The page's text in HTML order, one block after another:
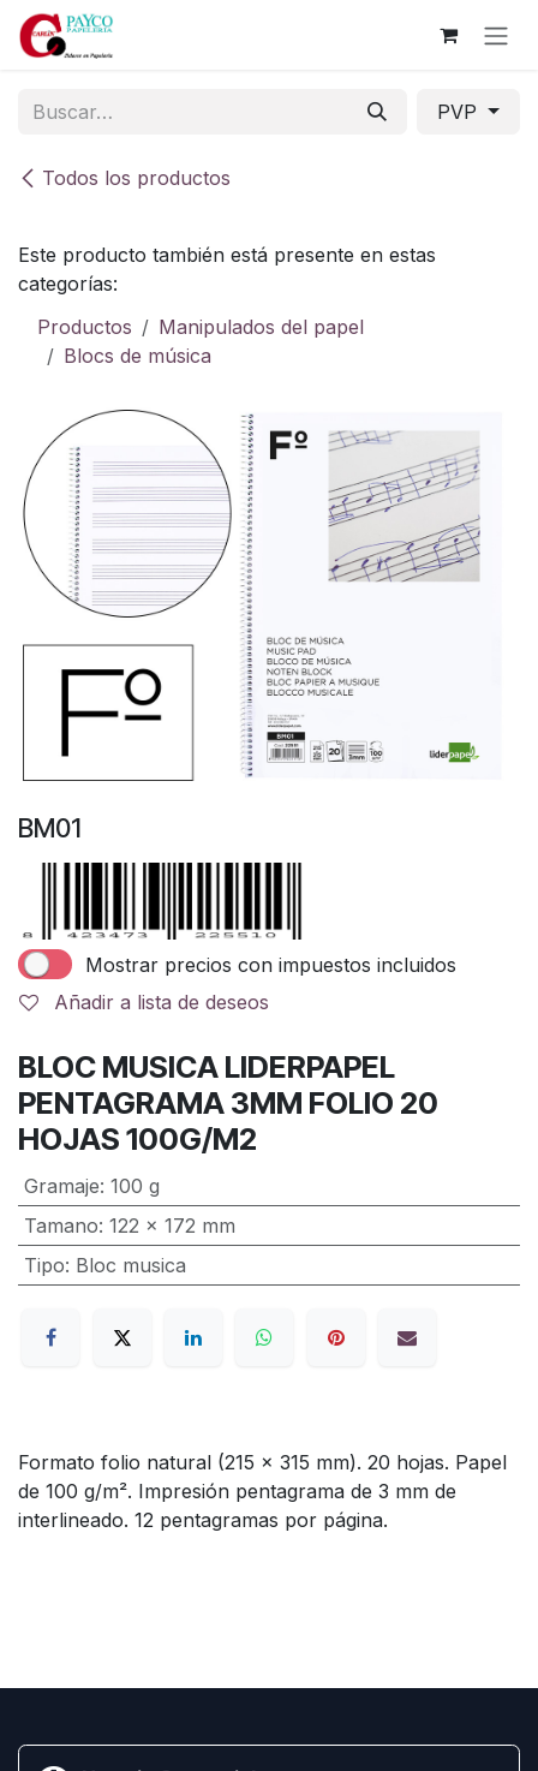
Ir al contenido
Todos los productos
PVP
Este producto también está presente en estas
categorías:
Productos
Manipulados del papel
Blocs de música
BM01
Mostrar precios con impuestos incluidos
Añadir a lista de deseos
BLOC MUSICA LIDERPAPEL
PENTAGRAMA 3MM FOLIO 20
HOJAS 100G/M2
Gramaje: 100 g
Tamano: 122 x 172 mm
Tipo: Bloc musica
Formato folio natural (215 x 315 mm). 20 hojas. Papel
de 100 g/m². Impresión pentagrama de 3 mm de
interlineado. 12 pentagramas por página.